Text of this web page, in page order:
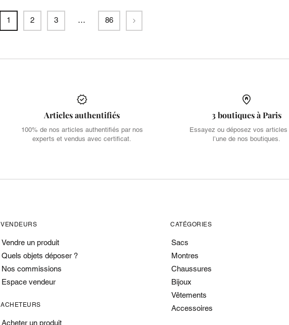
1 2 3 … 86 Suivant
Articles authentifiés
100% de nos articles authentifiés par nos
experts et vendus avec certificat.
3 boutiques à Paris
Essayez ou déposez vos articles
l’une de nos boutiques.
VENDEURS
Vendre un produit
Quels objets déposer ?
Nos commissions
Espace vendeur
ACHETEURS
Acheter un produit
CATÉGORIES
Sacs
Montres
Chaussures
Bijoux
Vêtements
Accessoires